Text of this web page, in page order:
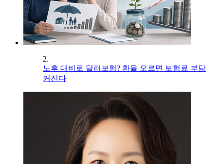
2.
노후 대비로 달러보험? 환율 오르면 보험료 부담
커진다